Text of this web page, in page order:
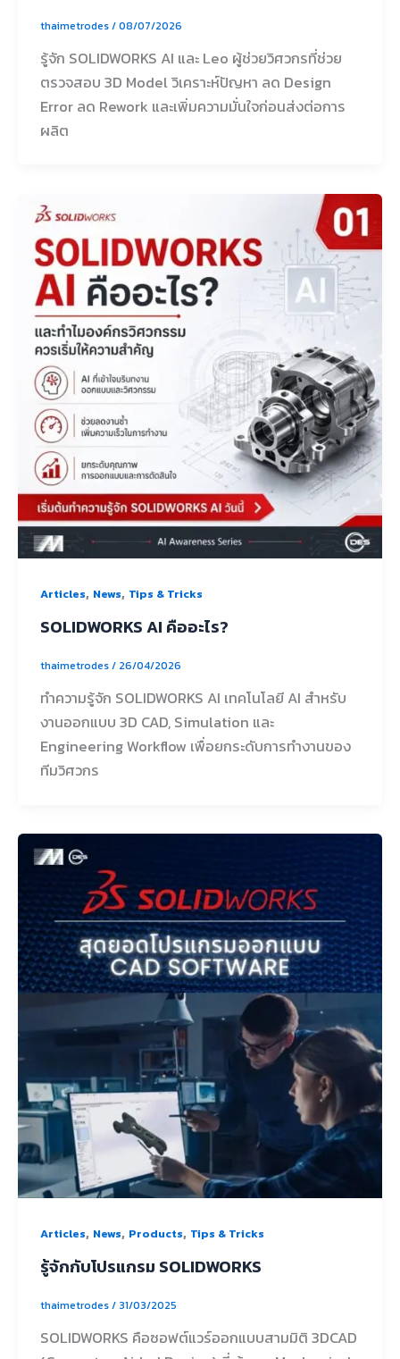
thaimetrodes/08/07/2026
รู้จัก SOLIDWORKS AI และ Leo ผู้ช่วยวิศวกรที่ช่วย
ตรวจสอบ 3D Model วิเคราะห์ปัญหา ลด Design
Error ลด Rework และเพิ่มความมั่นใจก่อนส่งต่อการ
ผลิต
Articles, News, Tips & Tricks
SOLIDWORKS AI คืออะไร?
thaimetrodes/ 26/04/2026
ทำความรู้จัก SOLIDWORKS AI เทคโนโลยี AI สำหรับ
งานออกแบบ 3D CAD, Simulation และ
Engineering Workflow เพื่อยกระดับการทำงานของ
ทีมวิศวกร
Articles, News, Products, Tips & Tricks
รู้จักกับโปรแกรม SOLIDWORKS
thaimetrodes/ 31/03/2025
SOLIDWORKS คือซอฟต์แวร์ออกแบบสามมิติ 3DCAD